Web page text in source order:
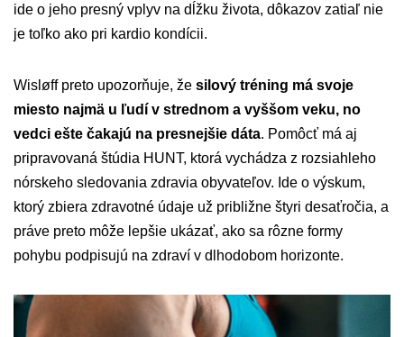
ide o jeho presný vplyv na dĺžku života, dôkazov zatiaľ nie
je toľko ako pri kardio kondícii.
Wisløff preto upozorňuje, že silový tréning má svoje
miesto najmä u ľudí v strednom a vyššom veku, no
vedci ešte čakajú na presnejšie dáta. Pomôcť má aj
pripravovaná štúdia HUNT, ktorá vychádza z rozsiahleho
nórskeho sledovania zdravia obyvateľov. Ide o výskum,
ktorý zbiera zdravotné údaje už približne štyri desaťročia, a
práve preto môže lepšie ukázať, ako sa rôzne formy
pohybu podpisujú na zdraví v dlhodobom horizonte.